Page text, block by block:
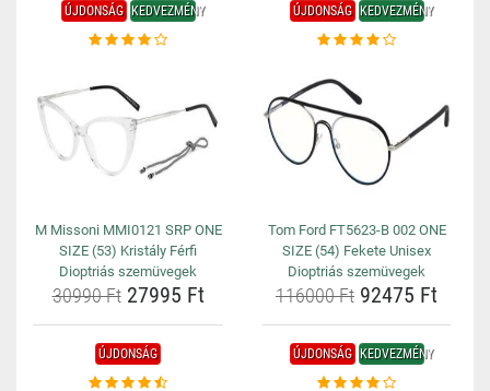
ÚJDONSÁG KEDVEZMÉNY
M Missoni MMI0121 SRP ONE
SIZE (53) Kristály Férfi
Dioptriás szemüvegek
30990 Ft27995 Ft
ÚJDONSÁG KEDVEZMÉNY
Tom Ford FT5623-B 002 ONE
SIZE (54) Fekete Unisex
Dioptriás szemüvegek
116000 Ft 92475 Ft
ÚJDONSÁG ÚJDONSÁG KEDVEZMÉNY